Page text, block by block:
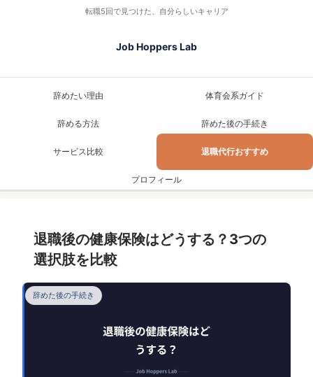
転職5回で見つけた、自分らしいキャリア
Job Hoppers Lab
辞めたい理由 体育会系ガイド
辞める方法 辞めた後の手続き
サービス比較 退職代行おすすめ
プロフィール
退職後の健康保険はどうする？3つの
選択肢を比較
辞めた後の手続き